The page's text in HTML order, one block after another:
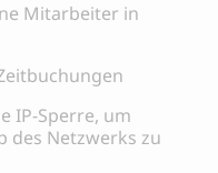
Mitarbeiter in
IP-Sperre, um
des Netzwerks zu